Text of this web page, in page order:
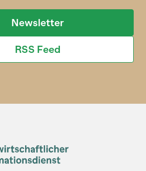
Newsletter
RSS Feed